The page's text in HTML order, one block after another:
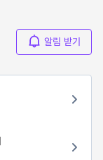
알림 받기